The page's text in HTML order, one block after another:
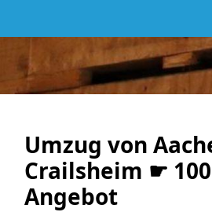
Umzug von
Crailsheim ☛
Angebot